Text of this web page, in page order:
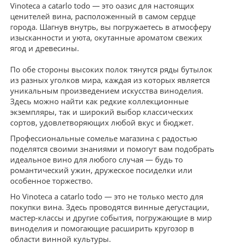
Vinoteca a catarlo todo — это оазис для настоящих
ценителей вина, расположенный в самом сердце
города. Шагнув внутрь, вы погружаетесь в атмосферу
изысканности и уюта, окутанные ароматом свежих
ягод и древесины.
По обе стороны высоких полок тянутся ряды бутылок
из разных уголков мира, каждая из которых является
уникальным произведением искусства виноделия.
Здесь можно найти как редкие коллекционные
экземпляры, так и широкий выбор классических
сортов, удовлетворяющих любой вкус и бюджет.
Профессиональные сомелье магазина с радостью
поделятся своими знаниями и помогут вам подобрать
идеальное вино для любого случая — будь то
романтический ужин, дружеское посиделки или
особенное торжество.
Но Vinoteca a catarlo todo — это не только место для
покупки вина. Здесь проводятся винные дегустации,
мастер-классы и другие события, погружающие в мир
виноделия и помогающие расширить кругозор в
области винной культуры.